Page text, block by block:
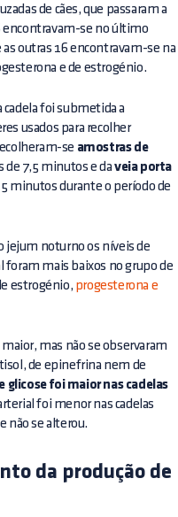
de cães, que passaram a
encontravam-se no último
as outras 16 encontravam-se na
e de estrogénio.
cadela foi submetida a
usados para recolher
se amostras de
de 7,5 minutos e da veia porta
minutos durante o período de
jejum noturno os níveis de
foram mais baixos no grupo de
estrogénio, progesterona e
mas não se observaram
de epinefrina nem de
glicose foi maior nas cadelas
foi menor nas cadelas
não se alterou.
da produção de